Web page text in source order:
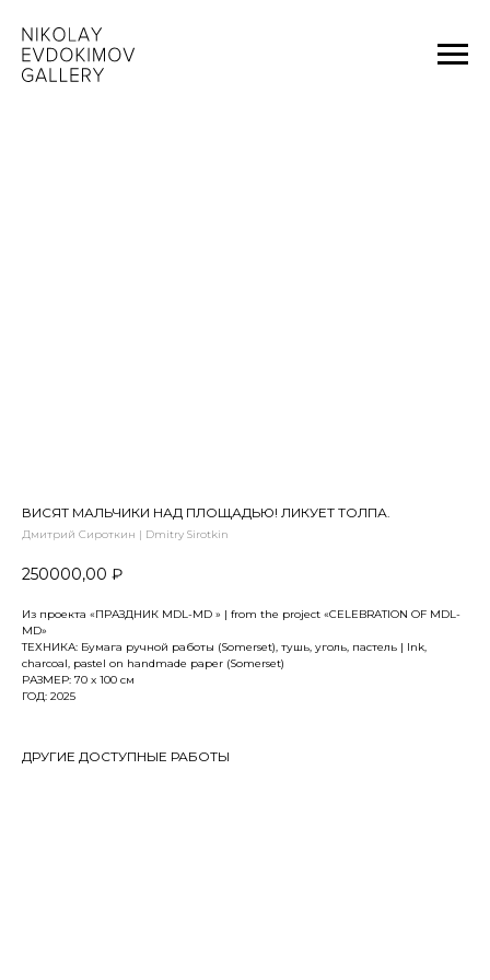
ВИСЯТ МАЛЬЧИКИ НАД ПЛОЩАДЬЮ! ЛИКУЕТ ТОЛПА.
Дмитрий Сироткин | Dmitry Sirotkin
250000,00 ₽
Из проекта «ПРАЗДНИК МDL-MD » | from the project «CELEBRATION OF MDL-
MD»
ТЕХНИКА: Бумага ручной работы (Somerset), тушь, уголь, пастель | Ink,
charcoal, pastel on handmade paper (Somerset)
РАЗМЕР: 70 x 100 см
ГОД: 2025
ДРУГИЕ ДОСТУПНЫЕ РАБОТЫ